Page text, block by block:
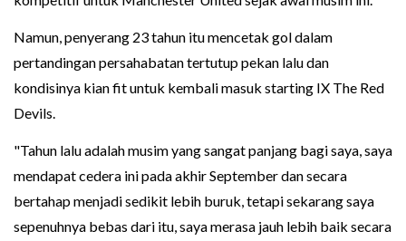
Namun, penyerang 23 tahun itu mencetak gol dalam
pertandingan persahabatan tertutup pekan lalu dan
kondisinya kian fit untuk kembali masuk starting IX The Red
Devils.
"Tahun lalu adalah musim yang sangat panjang bagi saya, saya
mendapat cedera ini pada akhir September dan secara
bertahap menjadi sedikit lebih buruk, tetapi sekarang saya
sepenuhnya bebas dari itu, saya merasa jauh lebih baik secara